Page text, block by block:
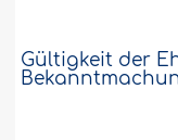
Gültigkeit der